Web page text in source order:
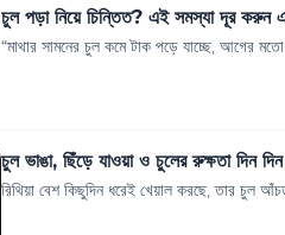
চুল পড়া নিয়ে চিন্তিত? এই সমস্যা দূর করুন
“মাথার সামনের চুল কমে টাক পড়ে যাচ্ছে, আগের
চুল ভাঙা, ছিঁড়ে যাওয়া ও চুলের রুক্ষতা দিন
রিথিয়া বেশ কিছুদিন ধরেই খেয়াল করছে, তার চুল